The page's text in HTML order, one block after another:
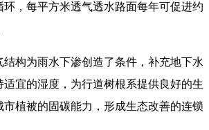
环，每平方米透气透水路面每年可促进约
结构为雨水下渗创造了条件，补充地下水
适宜的湿度，为行道树根系提供良好的生
植被的固碳能力，形成生态改善的连锁